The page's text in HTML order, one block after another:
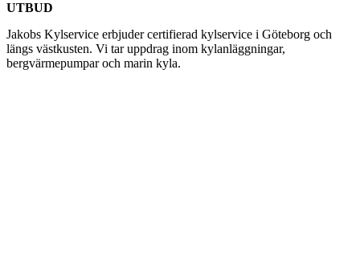
UTBUD
Jakobs Kylservice erbjuder certifierad kylservice i Göteborg och
längs västkusten. Vi tar uppdrag inom kylanläggningar,
bergvärmepumpar och marin kyla.